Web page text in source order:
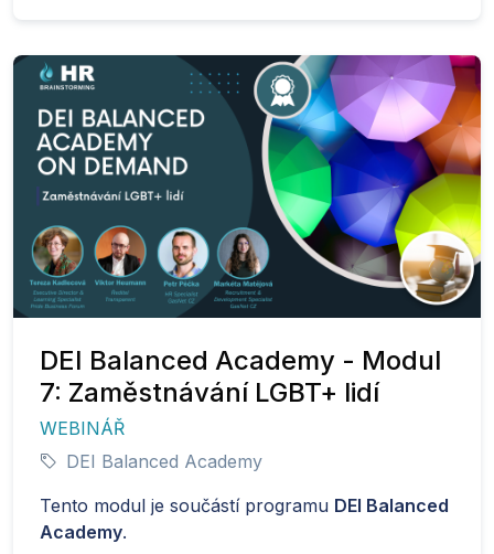
DEI Balanced Academy - Modul
7: Zaměstnávání LGBT+ lidí
WEBINÁŘ
DEI Balanced Academy
Tento modul je součástí programu DEI Balanced
Academy.